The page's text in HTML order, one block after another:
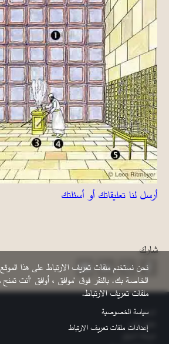
أرسل لنا تعليقاتك أو أسئلتك
شارك
التذييل
اتصل
حقوق النشر
خريطة الموقع
نحن نستخدم ملفات تعريف الارتباط على هذا
الخاصة بك. بالنقر فوق "موافق ، أوافق "أنت تمنح
ملفات تعريف الارتباط.
سياسة الخصوصية
إعدادات ملفات تعريف الارتباط